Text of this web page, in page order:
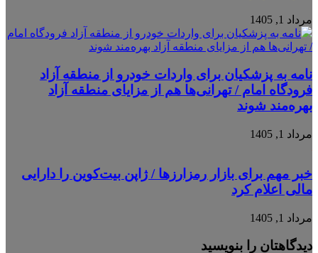
مرداد 1, 1405
نامه به پزشکیان برای واردات خودرو از منطقه آزاد
فرودگاه امام / تهرانی‌ها هم از مزایای منطقه آزاد
بهره‌مند شوند
مرداد 1, 1405
خبر مهم برای بازار رمزارزها / ژاپن بیت‌کوین را دارایی
مالی اعلام کرد
مرداد 1, 1405
دیدگاهتان را بنویسید